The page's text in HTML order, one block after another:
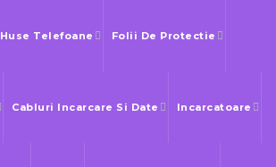
Huse Telefoane Folii De Protectie
Cabluri Incarcare Si Date Incarcatoare